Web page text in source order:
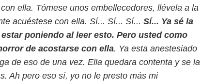
ella. Tómese unos embellecedores, llévela a la
acuéstese con ella. Sí... Sí... Sí... Sí... Ya sé la
poniendo al leer esto. Pero usted como
de acostarse con ella. Ya esta anestesiado
de eso de una vez. Ella quedara contenta y se la
Ah pero eso sí, yo no le presto más mi